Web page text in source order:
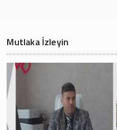
Mutlaka İzleyin